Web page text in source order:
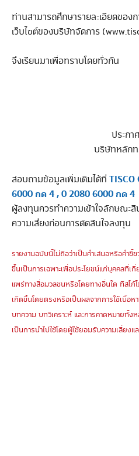
ท่านสามารถศึกษารายละเอียดของก
เว็บไซต์ของบริษัทจัดการ
จึงเรียนมาเพื่อทราบโดยทั่วกัน
ประก
บริษัทหลักท
สอบถามข้อมูลเพิ่มเติมได้ที่
6000 กด 4 , 0 2080 6000 กด 4
ผู้ลงทุนควรทำความเข้าใจลักษณะ
ความเสี่ยงก่อนการตัดสินใจลงทุน
รายงานฉบับนี้ไม่ถือว่าเป็นคำเสนอหรือคำ
ขึ้นเป็นการเฉพาะเพื่อประโยชน์แก่บุคคลที่เ
แพร่ทางสื่อมวลชนหรือโดยทางอื่นใด ทิสโ
เกิดขึ้นโดยตรงหรือเป็นผลจากการใช้เนื้อ
บทความ บทวิเคราะห์ และการคาดหมายทั้
เป็นการนำไปใช้โดยผู้ใช้ยอมรับความเสี่ยง